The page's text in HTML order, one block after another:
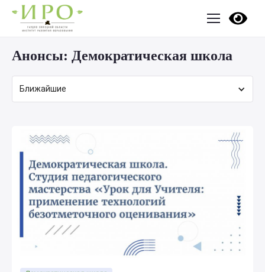
Анонсы: Демократическая школа
Ближайшие